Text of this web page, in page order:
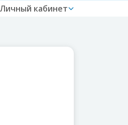
Личный кабинет